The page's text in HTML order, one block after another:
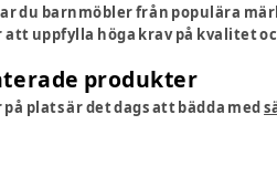
du barnmöbler från populära
att uppfylla höga krav på kvalitet
produkter
plats är det dags att bädda med